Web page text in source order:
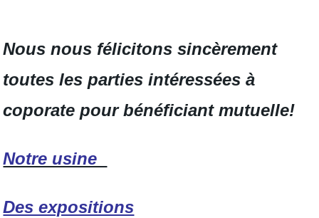
Nous nous félicitons sincèrement
toutes les parties intéressées à
coporate pour bénéficiant mutuelle!
Notre usine
Des expositions